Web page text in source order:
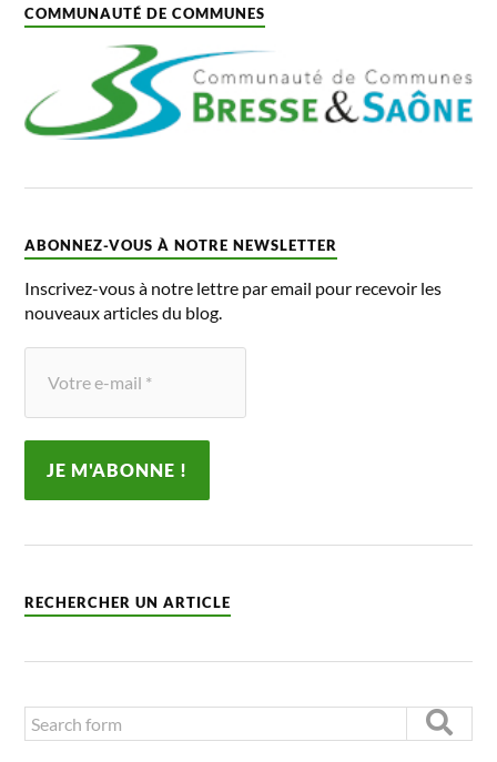
COMMUNAUTÉ DE COMMUNES
ABONNEZ-VOUS À NOTRE NEWSLETTER
Inscrivez-vous à notre lettre par email pour recevoir les
nouveaux articles du blog.
RECHERCHER UN ARTICLE